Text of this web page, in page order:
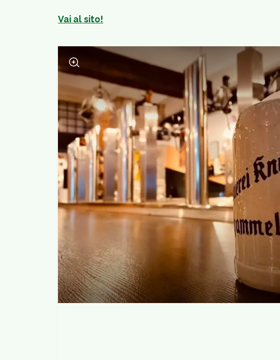
Vai al sito!